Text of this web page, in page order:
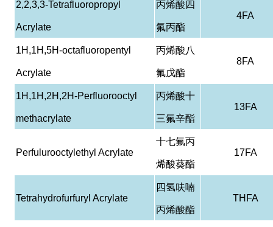
2,2,3,3-Tetrafluoropropyl
Acrylate
丙烯酸四
氟丙酯
4FA
1H,1H,5H-octafluoropentyl
Acrylate
丙烯酸八
氟戊酯
8FA
1H,1H,2H,2H-Perfluorooctyl
methacrylate
丙烯酸十
三氟辛酯
13FA
Perfulurooctylethyl Acrylate
十七氟丙
烯酸葵酯
17FA
Tetrahydrofurfuryl Acrylate
四氢呋喃
丙烯酸酯
THFA